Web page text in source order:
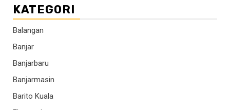
KATEGORI
Balangan
Banjar
Banjarbaru
Banjarmasin
Barito Kuala